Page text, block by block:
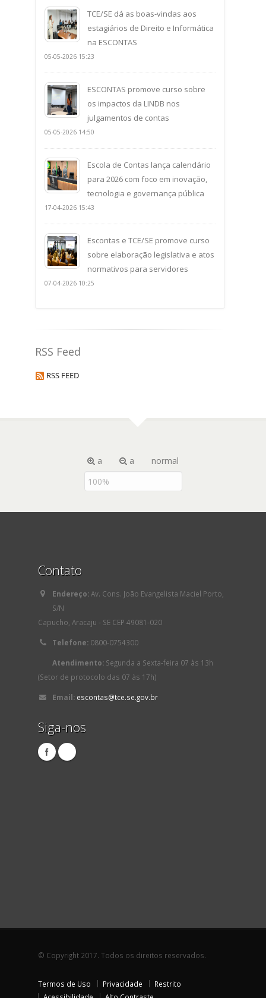
TCE/SE dá as boas-vindas aos
estagiários de Direito e Informática
na ESCONTAS
05-05-2026 15:23
ESCONTAS promove curso sobre
os impactos da LINDB nos
julgamentos de contas
05-05-2026 14:50
Escola de Contas lança calendário
para 2026 com foco em inovação,
tecnologia e governança pública
17-04-2026 15:43
Escontas e TCE/SE promove curso
sobre elaboração legislativa e atos
normativos para servidores
07-04-2026 10:25
RSS Feed
RSS FEED
a a normal
Contato
Endereço:Av. Cons. João Evangelista Maciel Porto,
S/N
Capucho, Aracaju - SE CEP 49081-020
Telefone: 0800-0754300
Atendimento: Segunda a Sexta-feira 07 às 13h
(Setor de protocolo das 07 às 17h)
Email: escontas@tce.se.gov.br
Siga-nos
© Copyright 2017. Todos os direitos reservados.
Termos de Uso Privacidade
Restrito